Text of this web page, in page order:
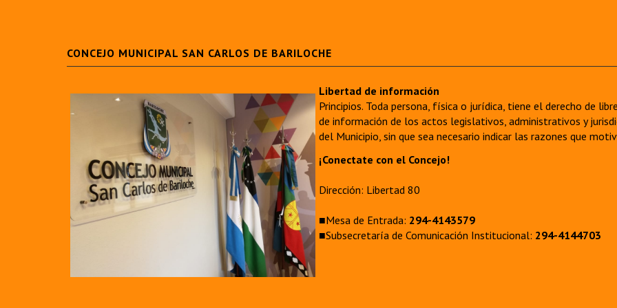
CONCEJO MUNICIPAL SAN CARLOS DE BARILOCHE
Libertad de información
Principios. Toda persona, física o jurídica, tiene el derecho de
de información de los actos legislativos, administrativos y
del Municipio, sin que sea necesario indicar las razones que
¡Conectate con el Concejo!
Dirección: Libertad 80
■Mesa de Entrada: 294-4143579
■Subsecretaría de Comunicación Institucional: 294-4144703